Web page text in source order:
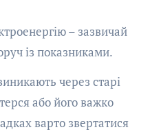
– зазвичай
із показниками.
через старі
або його важко
варто звертатися